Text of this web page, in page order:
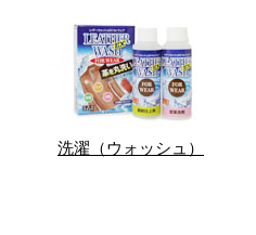
洗濯（ウォッシュ）